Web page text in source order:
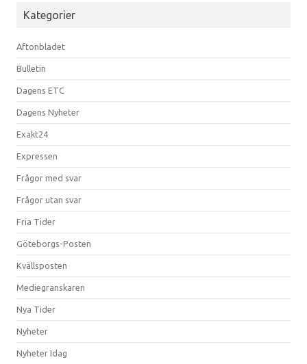
Kategorier
Aftonbladet
Bulletin
Dagens ETC
Dagens Nyheter
Exakt24
Expressen
Frågor med svar
Frågor utan svar
Fria Tider
Göteborgs-Posten
Kvällsposten
Mediegranskaren
Nya Tider
Nyheter
Nyheter Idag